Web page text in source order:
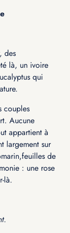
des
là, un ivoire
qui
couples
Aucune
appartient à
largement sur
de
: une rose
là.